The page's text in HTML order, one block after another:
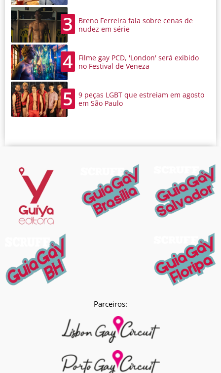
3
Breno Ferreira fala sobre cenas de
nudez em série
4
Filme gay PCD, 'London' será exibido
no Festival de Veneza
5
9 peças LGBT que estreiam em agosto
em São Paulo
Parceiros: